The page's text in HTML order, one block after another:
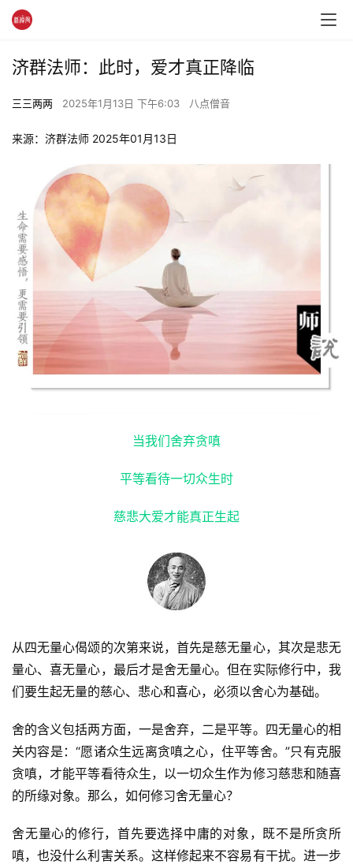
济群法师：此时，爱才真正降临
三三两两 2025年1月13日 下午6:03 八点僧音
来源：济群法师 2025年01月13日
当我们舍弃贪嗔
平等看待一切众生时
慈悲大爱才能真正生起
从四无量心偈颂的次第来说，首先是慈无量心，其次是悲无
量心、喜无量心，最后才是舍无量心。但在实际修行中，我
们要生起无量的慈心、悲心和喜心，必须以舍心为基础。
舍的含义包括两方面，一是舍弃，二是平等。四无量心的相
关内容是：“愿诸众生远离贪嗔之心，住平等舍。”只有克服
贪嗔，才能平等看待众生，以一切众生作为修习慈悲和随喜
的所缘对象。那么，如何修习舍无量心？
舍无量心的修行，首先要选择中庸的对象，既不是所贪所
嗔，也没什么利害关系。这样修起来不容易有干扰。进一步